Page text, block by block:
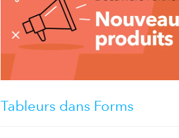
Tableurs dans Forms